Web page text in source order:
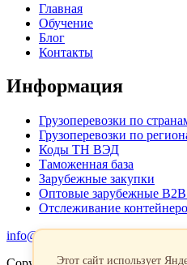
Главная
Обучение
Блог
Контакты
Информация
Грузоперевозки по
Грузоперевозки по
Коды ТН ВЭД
Таможенная база
Зарубежные закупки
Оптовые зарубежные
Отслеживание
info@favorit-trans-import.ru
Этот сайт использует